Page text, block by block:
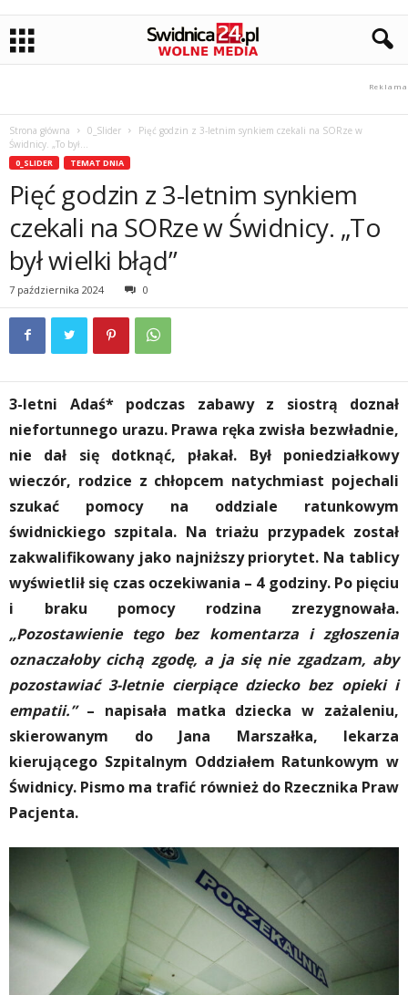
Strona główna 0_Slider
Pięć godzin z 3-letnim synkiem czekali na SORze w
Świdnicy. „To był...
0_SLIDER TEMAT DNIA
Pięć godzin z 3-letnim synkiem
czekali na SORze w Świdnicy. „To
był wielki błąd”
7 października 2024 0
3-letni Adaś* podczas zabawy z siostrą doznał
niefortunnego urazu. Prawa ręka zwisła bezwładnie,
nie dał się dotknąć, płakał. Był poniedziałkowy
wieczór, rodzice z chłopcem natychmiast pojechali
szukać pomocy na oddziale ratunkowym
świdnickiego szpitala. Na triażu przypadek został
zakwalifikowany jako najniższy priorytet. Na tablicy
wyświetlił się czas oczekiwania – 4 godziny. Po pięciu
i braku pomocy rodzina zrezygnowała.
„Pozostawienie tego bez komentarza i zgłoszenia
oznaczałoby cichą zgodę, a ja się nie zgadzam, aby
pozostawiać 3-letnie cierpiące dziecko bez opieki i
empatii.”– napisała matka dziecka w zażaleniu,
skierowanym do Jana Marszałka, lekarza
kierującego Szpitalnym Oddziałem Ratunkowym w
Świdnicy. Pismo ma trafić również do Rzecznika Praw
Pacjenta.